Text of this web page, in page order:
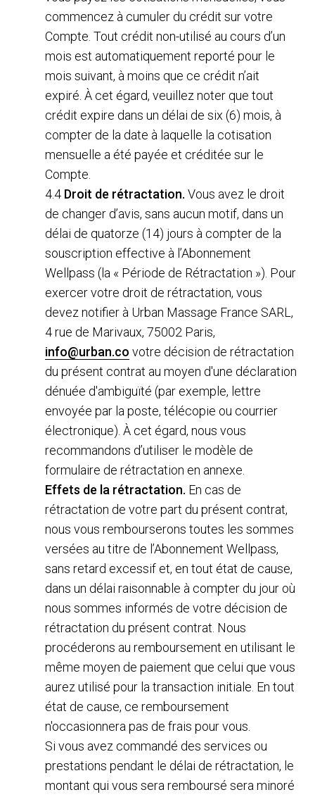
commencez à cumuler du crédit sur votre
Compte. Tout crédit non-utilisé au cours d’un
mois est automatiquement reporté pour le
mois suivant, à moins que ce crédit n’ait
expiré. À cet égard, veuillez noter que tout
crédit expire dans un délai de six (6) mois, à
compter de la date à laquelle la cotisation
mensuelle a été payée et créditée sur le
Compte.
4.4 Droit de rétractation. Vous avez le droit
de changer d’avis, sans aucun motif, dans un
délai de quatorze (14) jours à compter de la
souscription effective à l’Abonnement
Wellpass (la « Période de Rétractation »). Pour
exercer votre droit de rétractation, vous
devez notifier à Urban Massage France SARL,
4 rue de Marivaux, 75002 Paris,
info@urban.co votre décision de rétractation
du présent contrat au moyen d'une déclaration
dénuée d'ambiguïté (par exemple, lettre
envoyée par la poste, télécopie ou courrier
électronique). À cet égard, nous vous
recommandons d’utiliser le modèle de
formulaire de rétractation en annexe.
Effets de la rétractation. En cas de
rétractation de votre part du présent contrat,
nous vous rembourserons toutes les sommes
versées au titre de l’Abonnement Wellpass,
sans retard excessif et, en tout état de cause,
dans un délai raisonnable à compter du jour où
nous sommes informés de votre décision de
rétractation du présent contrat. Nous
procéderons au remboursement en utilisant le
même moyen de paiement que celui que vous
aurez utilisé pour la transaction initiale. En tout
état de cause, ce remboursement
n'occasionnera pas de frais pour vous.
Si vous avez commandé des services ou
prestations pendant le délai de rétractation, le
montant qui vous sera remboursé sera minoré